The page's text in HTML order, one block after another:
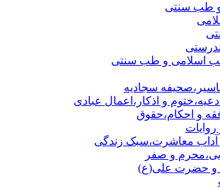
طب سنتی
اسلامی و طب سنتی
سجادیه
و اذکار،اعمال عبادی
و احکام،حقوق
آداب معاشرت،سبک زندگی
و صفر
و حضرت علی(ع)